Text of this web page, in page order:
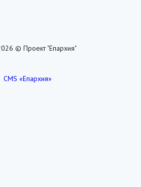
© Проект "Епархия"
CMS «Епархия»